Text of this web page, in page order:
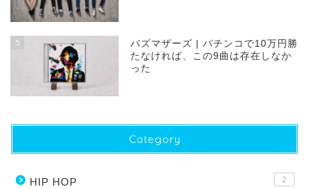
5
バズマザーズ | パチンコで10万円勝
たなければ、この9曲は存在しなか
った
Category
HIP HOP 2